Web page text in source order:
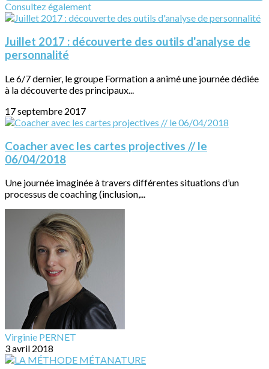
Consultez également
Juillet 2017 : découverte des outils d'analyse de
personnalité
Le 6/7 dernier, le groupe Formation a animé une journée dédiée
à la découverte des principaux...
17 septembre 2017
Coacher avec les cartes projectives // le
06/04/2018
Une journée imaginée à travers différentes situations d’un
processus de coaching (inclusion,...
Virginie PERNET
3 avril 2018